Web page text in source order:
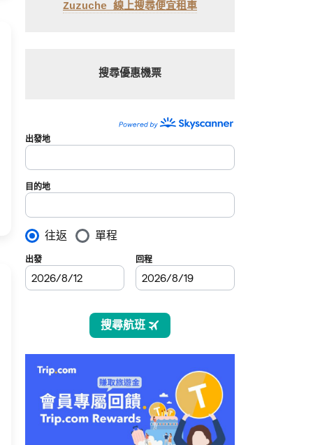
Zuzuche 線上搜尋便宜租車
搜尋優惠機票